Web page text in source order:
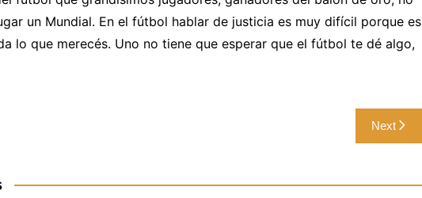
un Mundial. En el fútbol hablar de justicia es muy difícil porque es
lo que merecés. Uno no tiene que esperar que el fútbol te dé algo,
Next